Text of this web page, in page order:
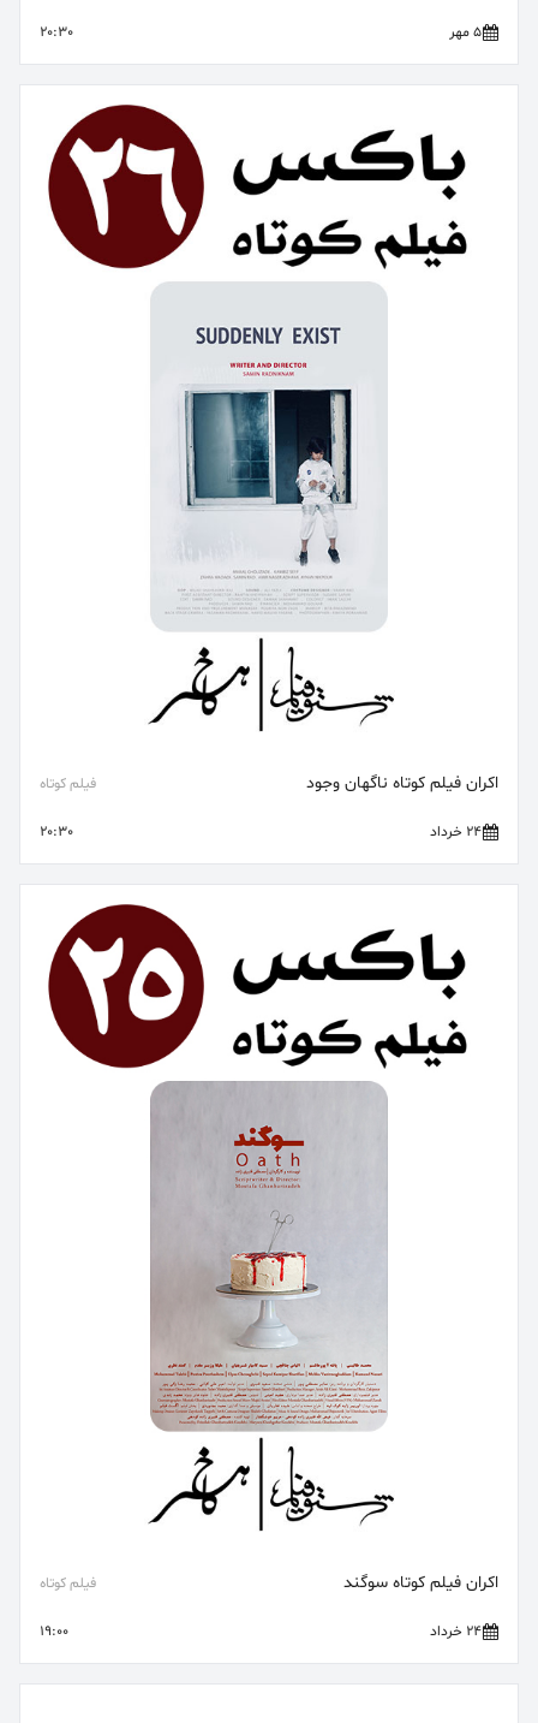
5 مهر 20:30
اکران فیلم کوتاه ناگهان وجود فیلم کوتاه
24 خرداد 20:30
اکران فیلم کوتاه سوگند فیلم کوتاه
24 خرداد 19:00